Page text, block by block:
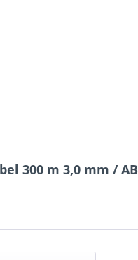
m 3,0 mm / AB